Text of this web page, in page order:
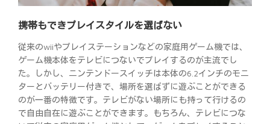
携帯もできプレイスタイルを選ばない
従来のwiiやプレイステーションなどの家庭用ゲーム機では、
ゲーム機本体をテレビにつないでプレイするのが主流でし
た。しかし、ニンテンドースイッチは本体の6.2インチのモニ
ターとバッテリー付きで、場所を選ばずに遊ぶことができる
のが一番の特徴です。テレビがない場所にも持って行けるの
で自由自在に遊ぶことができます。もちろん、テレビにつな